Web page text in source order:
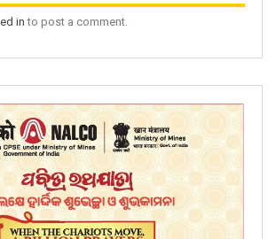
into post a comment.